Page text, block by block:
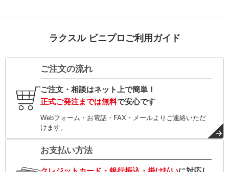
ラクスル ビニプロご利用ガイド
ご注文の流れ
ご注文・相談はネット上で簡単！
正式ご発注までは無料で安心です
Webフォーム・お電話・FAX・メールよりご連絡いただ
けます。
お支払い方法